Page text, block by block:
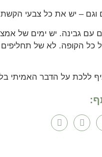
וגם – יש את כל צבעי הקשת
עם גבינה. יש ימים של
כל הקופה. לא של תחליפים
ללכת על הדבר האמיתי